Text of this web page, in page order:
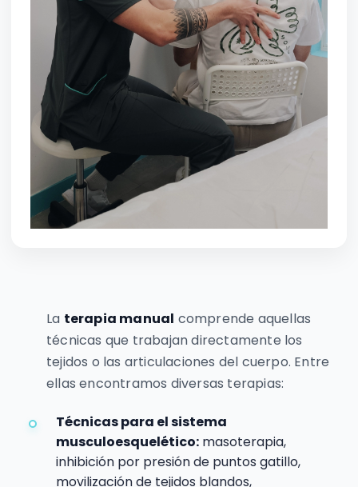
La terapia manual comprende aquellas
técnicas que trabajan directamente los
tejidos o las articulaciones del cuerpo. Entre
ellas encontramos diversas terapias:
Técnicas para el sistema
musculoesquelético: masoterapia,
inhibición por presión de puntos gatillo,
movilización de tejidos blandos,